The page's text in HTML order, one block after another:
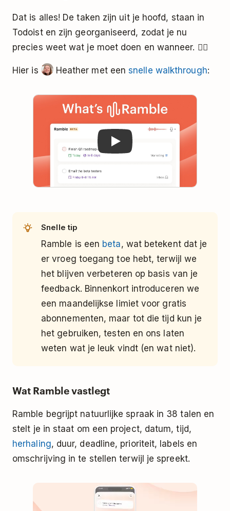
Dat is alles! De taken zijn uit je hoofd, staan in
Todoist en zijn georganiseerd, zodat je nu
precies weet wat je moet doen en wanneer. 🧘‍♂️
Hier is Heather met eensnelle walkthrough:
Snelle tip
Ramble is een beta, wat betekent dat je
er vroeg toegang toe hebt, terwijl we
het blijven verbeteren op basis van je
feedback. Binnenkort introduceren we
een maandelijkse limiet voor gratis
abonnementen, maar tot die tijd kun je
het gebruiken, testen en ons laten
weten wat je leuk vindt (en wat niet).
Wat Ramble vastlegt
Ramble begrijpt natuurlijke spraak in 38 talen en
stelt je in staat om een project, datum, tijd,
herhaling, duur, deadline, prioriteit, labels en
omschrijving in te stellen terwijl je spreekt.